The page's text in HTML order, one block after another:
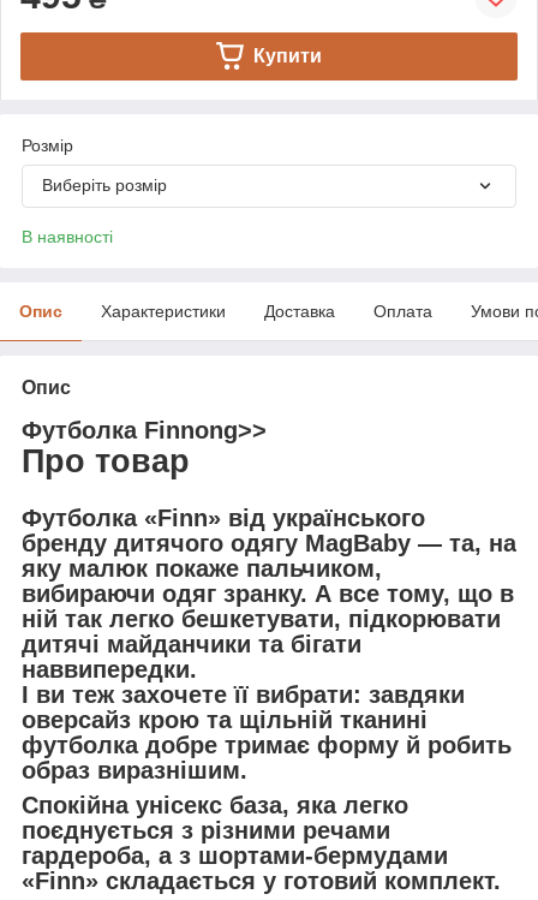
Купити
Розмір
Виберіть розмір
В наявності
Опис Характеристики Доставка Оплата Умови
Опис
Футболка Finnong>>
Про товар
Футболка «Finn» від українського
бренду дитячого одягу MagBaby — та, на
яку малюк покаже пальчиком,
вибираючи одяг зранку. А все тому, що в
ній так легко бешкетувати, підкорювати
дитячі майданчики та бігати
наввипередки.
І ви теж захочете її вибрати: завдяки
оверсайз крою та щільній тканині
футболка добре тримає форму й робить
образ виразнішим.
Спокійна унісекс база, яка легко
поєднується з різними речами
гардероба, а з шортами-бермудами
«Finn» складається у готовий комплект.